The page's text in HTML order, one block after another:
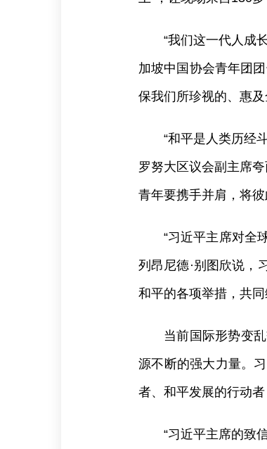
“我们这一代人成
加坡中国协会青年团
保我们所珍视的、惠
“和平是人类历经
罗努大区议会副主席
青年要携手并肩，将
“习近平主席对全
列昂尼德·别图欣说，
和平的各项举措，共
当前国际形势变
源不断的强大力量。
者、和平发展的行动者
“习近平主席的致